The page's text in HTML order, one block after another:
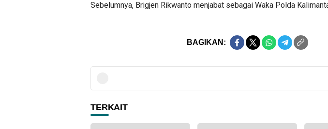
Sebelumnya, Brigjen Rikwanto menjabat sebagai Waka Polda
BAGIKAN:
TERKAIT